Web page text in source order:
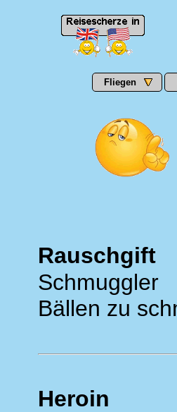
Fliegen
Rauschgift
Bällen zu
Heroin